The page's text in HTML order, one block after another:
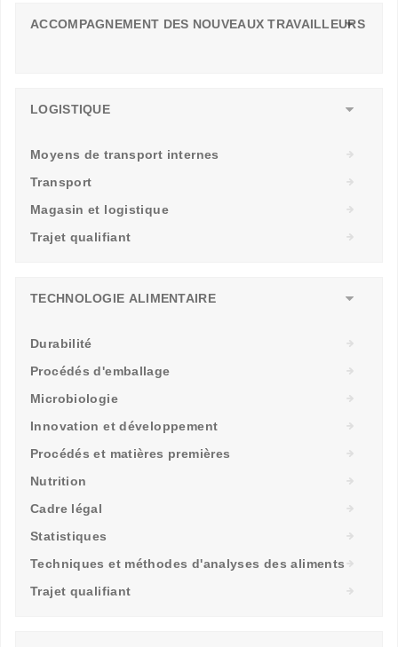
ACCOMPAGNEMENT DES NOUVEAUX TRAVAILLEURS
LOGISTIQUE
Moyens de transport internes
Transport
Magasin et logistique
Trajet qualifiant
TECHNOLOGIE ALIMENTAIRE
Durabilité
Procédés d'emballage
Microbiologie
Innovation et développement
Procédés et matières premières
Nutrition
Cadre légal
Statistiques
Techniques et méthodes d'analyses des aliments
Trajet qualifiant